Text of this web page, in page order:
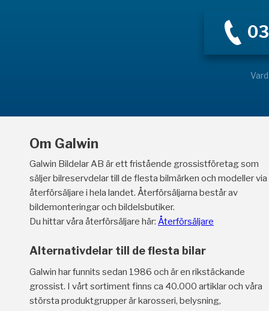
Om Galwin
Galwin Bildelar AB är ett fristående grossistföretag som
säljer bilreservdelar till de flesta bilmärken och modeller via
återförsäljare i hela landet. Återförsäljarna består av
bildemonteringar och bildelsbutiker.
Du hittar våra återförsäljare här: Återförsäljare
Alternativdelar till de flesta bilar
Galwin har funnits sedan 1986 och är en rikstäckande
grossist. I vårt sortiment finns ca 40.000 artiklar och våra
största produktgrupper är karosseri, belysning,